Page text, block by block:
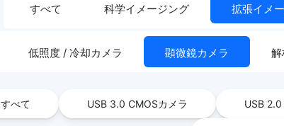
すべて 科学イメージング 拡張イメ
低照度 / 冷却カメラ 顕微鏡カメラ 解
すべて USB 3.0 CMOSカメラ USB